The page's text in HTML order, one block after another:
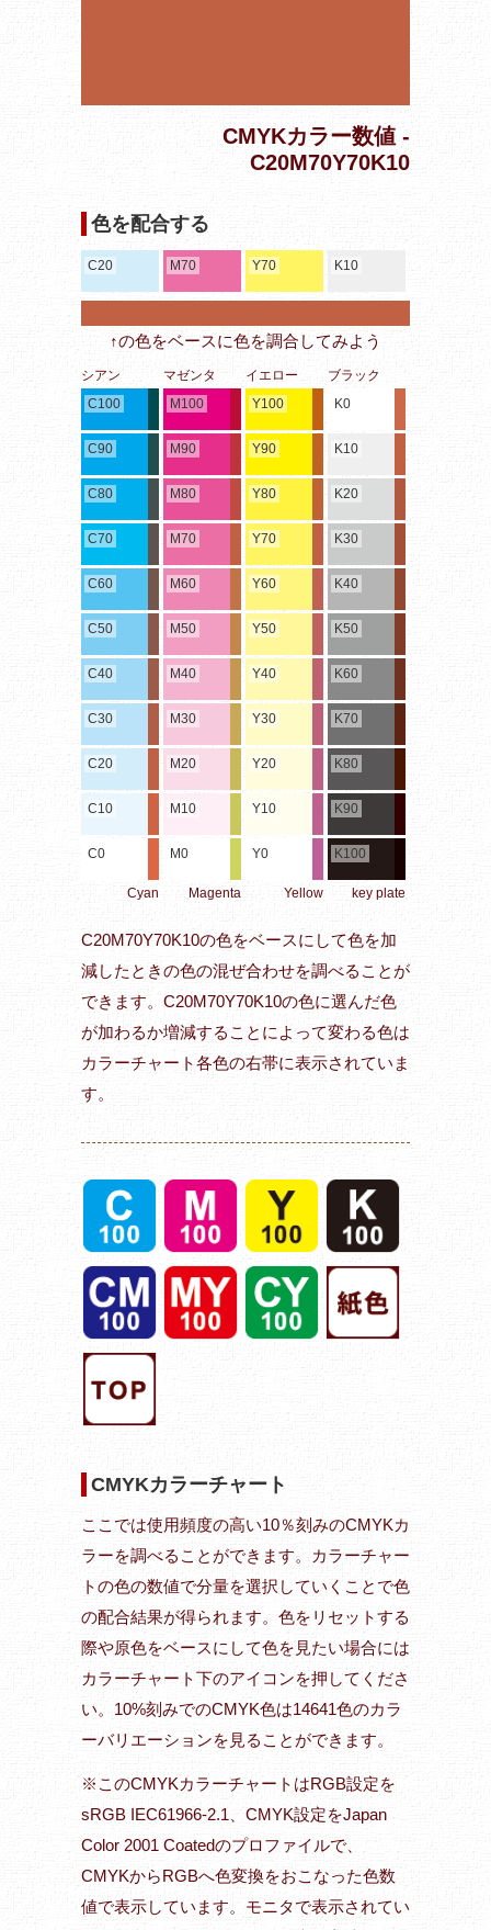
CMYKカラー数値 -
C20M70Y70K10
色を配合する
C20 M70 Y70 K10
↑の色をベースに色を調合してみよう
シアン
C100
C90
C80
C70
C60
C50
C40
C30
C20
C10
C0
Cyan
マゼンタ
M100
M90
M80
M70
M60
M50
M40
M30
M20
M10
M0
Magenta
イエロー
Y100
Y90
Y80
Y70
Y60
Y50
Y40
Y30
Y20
Y10
Y0
Yellow
ブラック
K0
K10
K20
K30
K40
K50
K60
K70
K80
K90
K100
key plate
C20M70Y70K10の色をベースにして色を加
減したときの色の混ぜ合わせを調べることが
できます。C20M70Y70K10の色に選んだ色
が加わるか増減することによって変わる色は
カラーチャート各色の右帯に表示されていま
す。
CMYKカラーチャート
ここでは使用頻度の高い10％刻みのCMYKカ
ラーを調べることができます。カラーチャー
トの色の数値で分量を選択していくことで色
の配合結果が得られます。色をリセットする
際や原色をベースにして色を見たい場合には
カラーチャート下のアイコンを押してくださ
い。10%刻みでのCMYK色は14641色のカラ
ーバリエーションを見ることができます。
※このCMYKカラーチャートはRGB設定を
sRGB IEC61966-2.1、CMYK設定をJapan
Color 2001 Coatedのプロファイルで、
CMYKからRGBへ色変換をおこなった色数
値で表示しています。モニタで表示されてい